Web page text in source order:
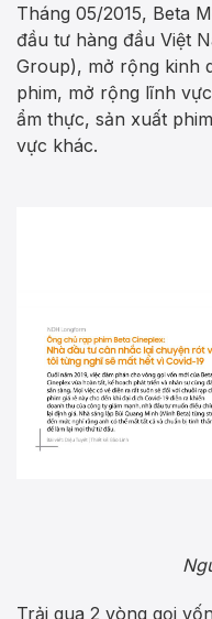
Tháng 05/2015, Beta
đầu tư hàng đầu Việt
Group), mở rộng kinh
phim, mở rộng lĩnh
ẩm thực, sản xuất
vực khác.
Trải qua 2 vòng gọi